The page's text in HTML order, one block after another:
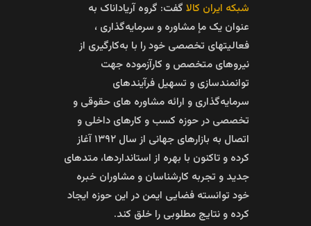
شبکه ایران کالا گفت: گروه آریاداناک به
عنوان یک مإ مشاوره و سرمایه‌گذاری ،
فعالیتهای تخصصی خود را با به‌کارگیری از
نیروهای متخصص و کارآزموده جهت
توانمندسازی و تسهیل فرآیندهای
سرمایه‌گذاری و ارائه مشاوره های حقوقی و
تخصصی در حوزه کسب و کارهای داخلی و
اتصال به بازارهای جهانی از سال ۱۳۹۲ آغاز
کرده و تاکنون با بهره از استانداردها، متدهای
جدید و تجربه کارشناسان و مشاوران خبره
خود توانسته فضایی ایمن در این حوزه ایجاد
کرده و نتایج مطلوبی را خلق کند.